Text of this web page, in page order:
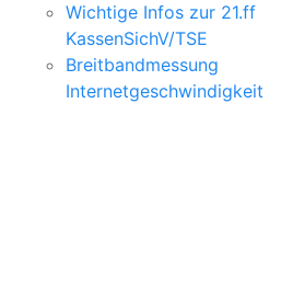
Wichtige Infos zur 21.ff
KassenSichV/TSE
Breitbandmessung
Internetgeschwindigkeit